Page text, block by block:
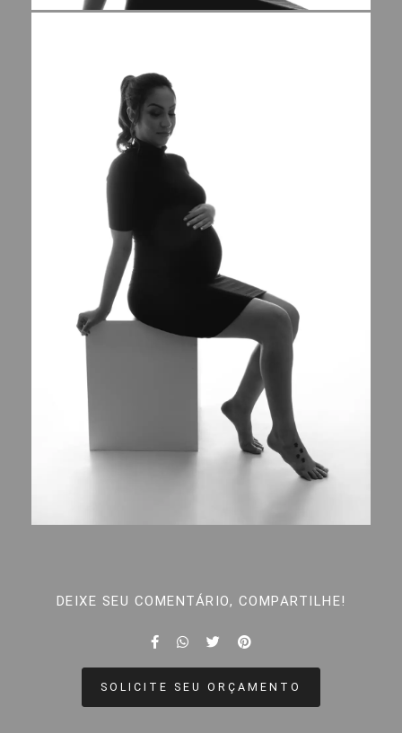
DEIXE SEU COMENTÁRIO, COMPARTILHE!
SOLICITE SEU ORÇAMENTO